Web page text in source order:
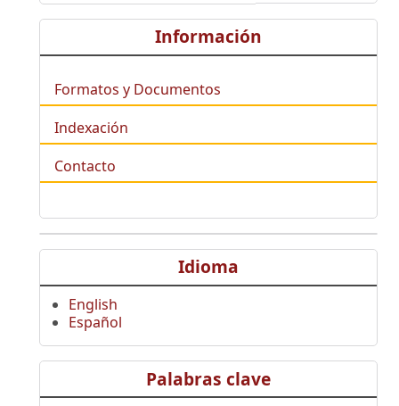
Información
Formatos y Documentos
Indexación
Contacto
Idioma
English
Español
Palabras clave